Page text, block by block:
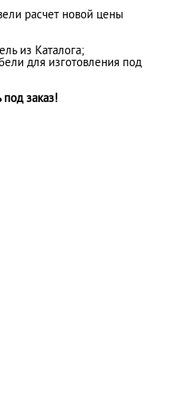
расчет новой цены
из Каталога;
для изготовления под
заказ!